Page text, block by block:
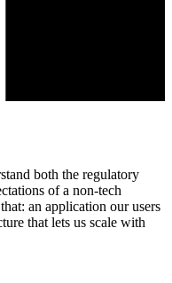
both the regulatory
of a non-tech
an application our users
that lets us scale with